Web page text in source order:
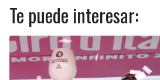
Te puede interesar: